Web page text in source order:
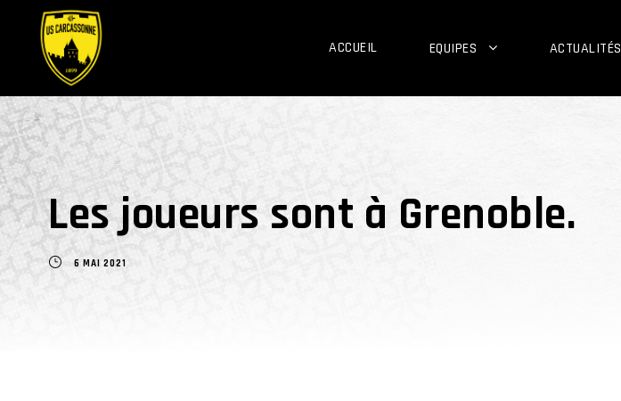
ACCUEIL EQUIPES ACTUALITÉS
Les joueurs sont à Grenoble.
6 MAI 2021